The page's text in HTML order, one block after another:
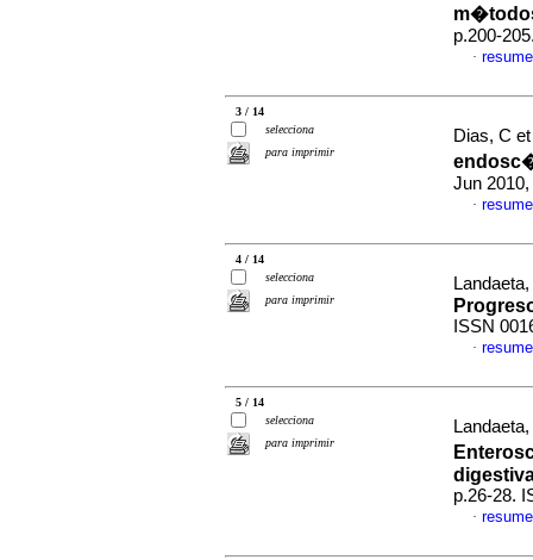
p.200-
·
3 / 14
selecciona
para imprimir
Dias, C
Jun
·
4 / 14
selecciona
para imprimir
ISSN
·
5 / 14
selecciona
para imprimir
p.26-28.
·